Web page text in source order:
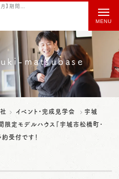
熊本で平屋ならC.デザイン株式会社の【11月】期間限定モデルハウス『宇城市松橋町･平屋モデルハウス』 ご見学・ご相談予約受付です！をご紹介
matsubase
イベント・完成見学会
宇城
限定モデルハウス『宇城市松橋町･
受付です！
t
o
g
g
l
e
g